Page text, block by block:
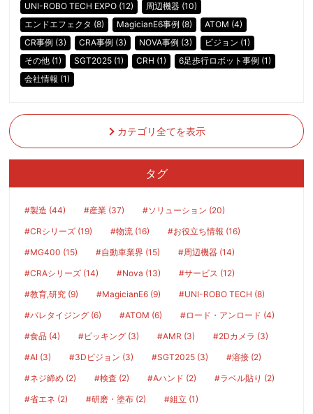
UNI-ROBO TECH EXPO (12)
周辺機器 (10)
エンドエフェクタ (8)
MagicianE6事例 (8)
ATOM (4)
CR事例 (3)
CRA事例 (3) NOVA事例 (3)
ビジョン (1)
その他 (1)
SGT2025 (1) CRH (1)
6足歩行ロボット事例 (1)
会社情報 (1)
カテゴリ全てを表示
タグ
#製造 (44) #産業 (37)
#ソリューション (20)
#CRシリーズ (19)
#物流 (16)
#お役立ち情報 (16)
#MG400 (15)
#自動車業界 (15)
#周辺機器 (14)
#CRAシリーズ (14)
#Nova (13)
#サービス (12)
#教育,研究 (9)
#MagicianE6 (9)
#UNI-ROBO TECH (8)
#パレタイジング (6)
#ATOM (6)
#ロード・アンロード (4)
#食品 (4)
#ピッキング (3) #AMR (3)
#2Dカメラ (3)
#AI (3)
#3Dビジョン (3) #SGT2025 (3)
#溶接 (2)
#ネジ締め (2)
#検査 (2) #Aハンド (2)
#ラベル貼り (2)
#省エネ (2)
#研磨・塗布 (2)
#組立 (1)